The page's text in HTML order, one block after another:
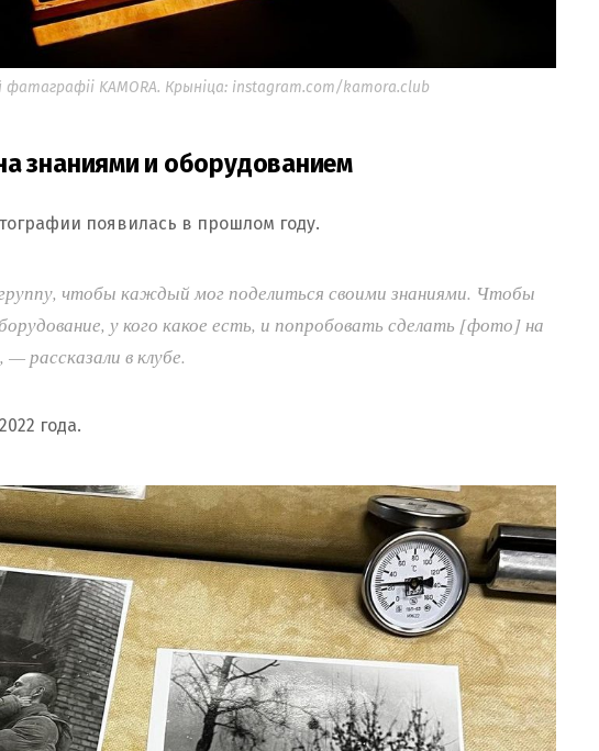
KAMORA. Крыніца: instagram.com/kamora.club
знаниями и оборудованием
появилась в прошлом году.
чтобы каждый мог поделиться своими знаниями. Чтобы
у кого какое есть, и попробовать сделать [фото] на
рассказали в клубе.
года.